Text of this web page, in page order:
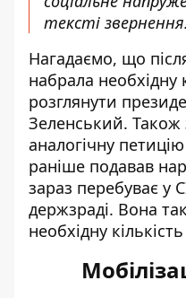
тексті звернення.
Нагадаємо, що
набрала необхідну
розглянути
Зеленський.
аналогічну
раніше подавав
зараз перебуває у
держзраді. Вона
необхідну